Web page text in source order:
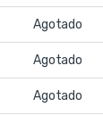
Agotado
Agotado
Agotado